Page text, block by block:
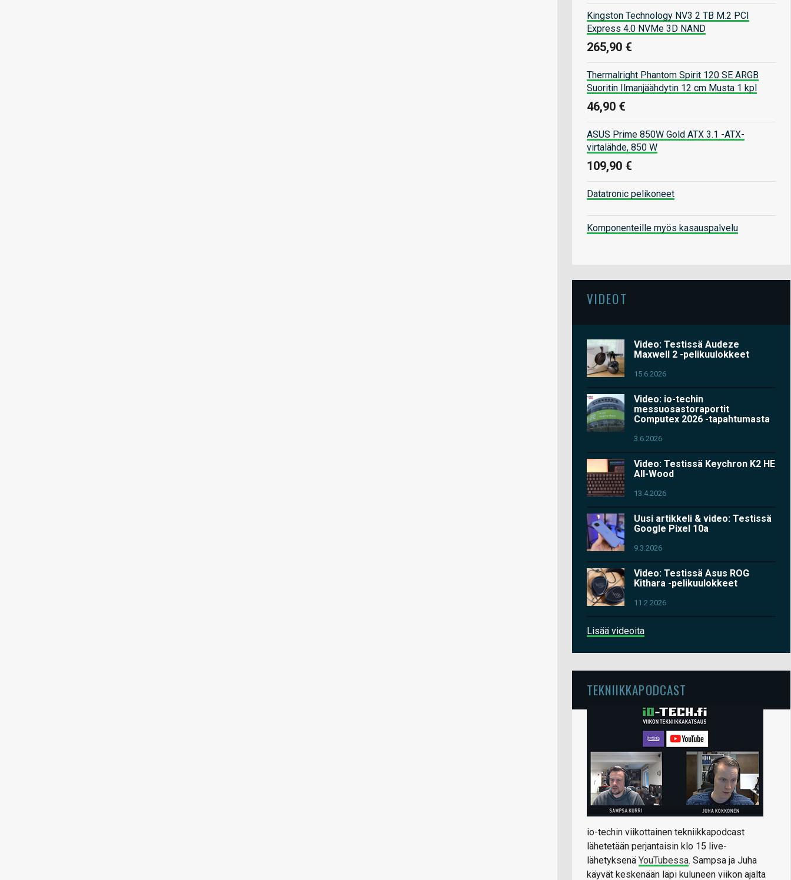
Kingston Technology NV3 2 TB M.2 PCI
Express 4.0 NVMe 3D NAND
265,90 €
Thermalright Phantom Spirit 120 SE ARGB
Suoritin Ilmanjäähdytin 12 cm Musta 1 kpl
46,90 €
ASUS Prime 850W Gold ATX 3.1 -ATX-
virtalähde, 850 W
109,90 €
Datatronic pelikoneet
Komponenteille myös kasauspalvelu
VIDEOT
Video: Testissä Audeze
Maxwell 2 -pelikuulokkeet
15.6.2026
Video: io-techin
messuosastoraportit
Computex 2026 -tapahtumasta
3.6.2026
Video: Testissä Keychron K2 HE
All-Wood
13.4.2026
Uusi artikkeli & video: Testissä
Google Pixel 10a
9.3.2026
Video: Testissä Asus ROG
Kithara -pelikuulokkeet
11.2.2026
Lisää videoita
TEKNIIKKAPODCAST
io-techin viikottainen tekniikkapodcast
lähetetään perjantaisin klo 15 live-
lähetyksenä YouTubessa. Sampsa ja Juha
käyvät keskenään läpi kuluneen viikon ajalta